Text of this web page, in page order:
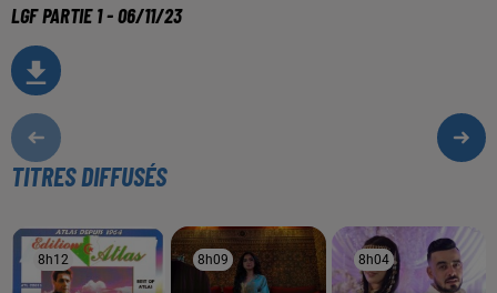
LGF PARTIE 1 - 06/11/23
TITRES DIFFUSÉS
8h12
8h12 8h09
8h09 8h04
8h04